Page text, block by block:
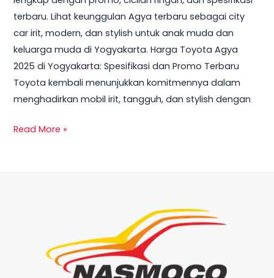
terbaru. Lihat keunggulan Agya terbaru sebagai city
car irit, modern, dan stylish untuk anak muda dan
keluarga muda di Yogyakarta. Harga Toyota Agya
2025 di Yogyakarta: Spesifikasi dan Promo Terbaru
Toyota kembali menunjukkan komitmennya dalam
menghadirkan mobil irit, tangguh, dan stylish dengan
Read More »